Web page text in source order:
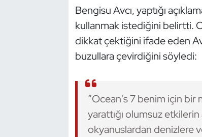
Bengisu Avcı, yaptığı
kullanmak istediğini belirtti.
dikkat çektiğini ifade eden
buzullara çevirdiğini söyledi:
“Ocean's 7 benim için bir
yarattığı olumsuz
okyanuslardan denizlere
Modern Pentatlon